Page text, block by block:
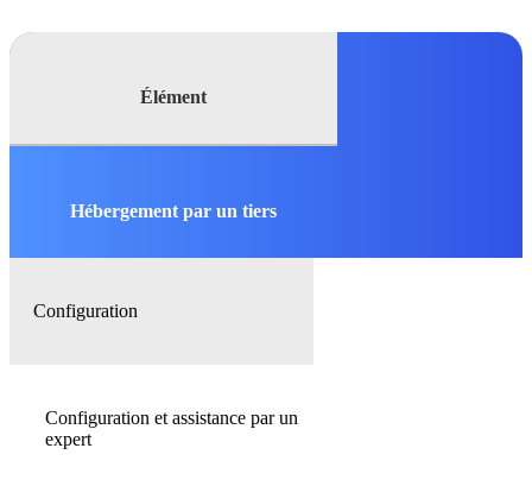
Élément
Hébergement par un tiers
Configuration
Configuration et assistance par un
expert